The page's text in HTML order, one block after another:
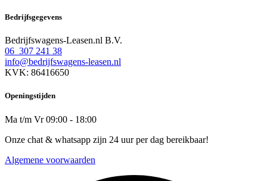
Bedrijfsgegevens
Bedrijfswagens-Leasen.nl B.V.
06 307 241 38
info@bedrijfswagens-leasen.nl
KVK: 86416650
Openingstijden
Ma t/m Vr 09:00 - 18:00
Onze chat & whatsapp zijn 24 uur per dag bereikbaar!
Algemene voorwaarden